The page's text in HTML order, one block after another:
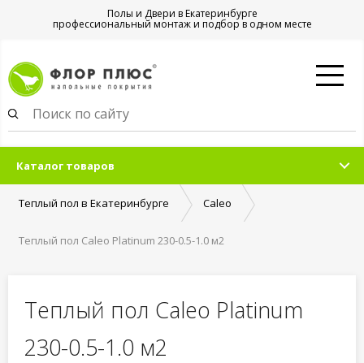
Полы и Двери в Екатеринбурге
профессиональный монтаж и подбор в одном месте
Каталог товаров
Теплый пол в Екатеринбурге Caleo
Теплый пол Caleo Platinum 230-0.5-1.0 м2
Теплый пол Caleo Platinum
230-0.5-1.0 м2